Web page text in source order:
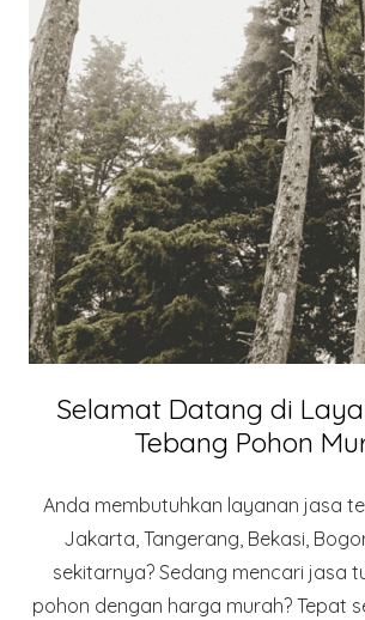
Selamat Datang di
Tebang Pohon
Anda membutuhkan layanan jasa
Jakarta, Tangerang, Bekasi,
sekitarnya? Sedang mencari jasa
pohon dengan harga murah? Tepat